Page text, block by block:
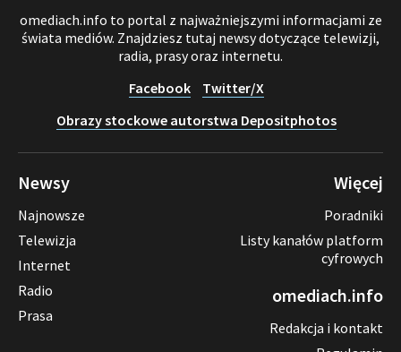
omediach.info to portal z najważniejszymi informacjami ze
świata mediów. Znajdziesz tutaj newsy dotyczące telewizji,
radia, prasy oraz internetu.
Facebook
Twitter/X
Obrazy stockowe autorstwa Depositphotos
Newsy
Najnowsze
Telewizja
Internet
Radio
Prasa
Więcej
Poradniki
Listy kanałów platform
cyfrowych
omediach.info
Redakcja i kontakt